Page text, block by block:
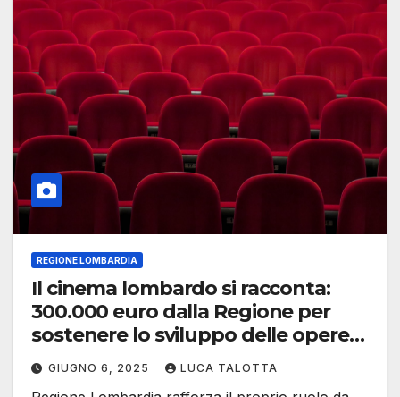
REGIONE LOMBARDIA
Il cinema lombardo si racconta:
300.000 euro dalla Regione per
sostenere lo sviluppo delle opere
audiovisive
GIUGNO 6, 2025 LUCA TALOTTA